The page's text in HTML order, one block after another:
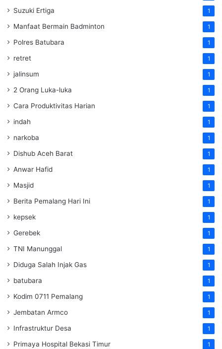
Suzuki Ertiga 1
Manfaat Bermain Badminton 1
Polres Batubara 1
retret 1
jalinsum 1
2 Orang Luka-luka 1
Cara Produktivitas Harian 1
indah 1
narkoba 1
Dishub Aceh Barat 1
Anwar Hafid 1
Masjid 1
Berita Pemalang Hari Ini 1
kepsek 1
Gerebek 1
TNI Manunggal 1
Diduga Salah Injak Gas 1
batubara 1
Kodim 0711 Pemalang 1
Jembatan Armco 1
Infrastruktur Desa 1
Primaya Hospital Bekasi Timur 1